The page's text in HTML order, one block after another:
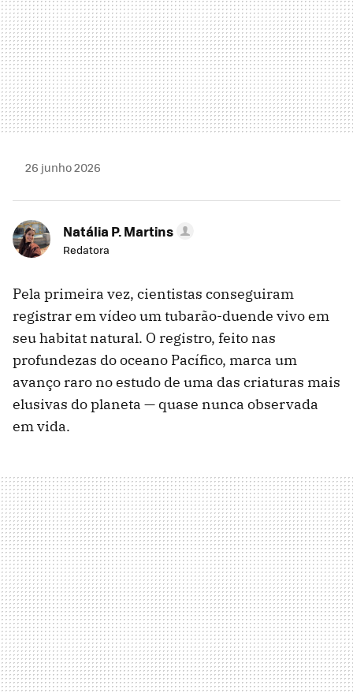
26 junho 2026
Natália P. Martins
Redatora
Pela primeira vez, cientistas conseguiram
registrar em vídeo um tubarão-duende vivo em
seu habitat natural. O registro, feito nas
profundezas do oceano Pacífico, marca um
avanço raro no estudo de uma das criaturas mais
elusivas do planeta — quase nunca observada
em vida.